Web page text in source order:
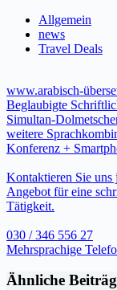
Allgemein
news
Travel Deals
www.arabisch-
Beglaubigte
Simultan-
weitere
Konferenz +
Kontaktieren Sie uns
Angebot für eine
Tätigkeit.
030 / 346 556 27
Mehrsprachige
Ähnliche